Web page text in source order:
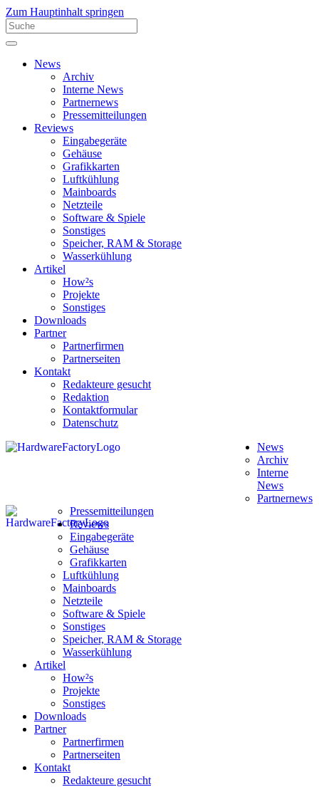
Zum Hauptinhalt springen
News
Archiv
Interne News
Partnernews
Pressemitteilungen
Reviews
Eingabegeräte
Gehäuse
Grafikkarten
Luftkühlung
Mainboards
Netzteile
Software & Spiele
Sonstiges
Speicher, RAM & Storage
Wasserkühlung
Artikel
How²s
Projekte
Sonstiges
Downloads
Partner
Partnerfirmen
Partnerseiten
Kontakt
Redakteure gesucht
Redaktion
Kontaktformular
Datenschutz
News
Archiv
Interne
News
Partnernews
Pressemitteilungen
Reviews
Eingabegeräte
Gehäuse
Grafikkarten
Luftkühlung
Mainboards
Netzteile
Software & Spiele
Sonstiges
Speicher, RAM & Storage
Wasserkühlung
Artikel
How²s
Projekte
Sonstiges
Downloads
Partner
Partnerfirmen
Partnerseiten
Kontakt
Redakteure gesucht